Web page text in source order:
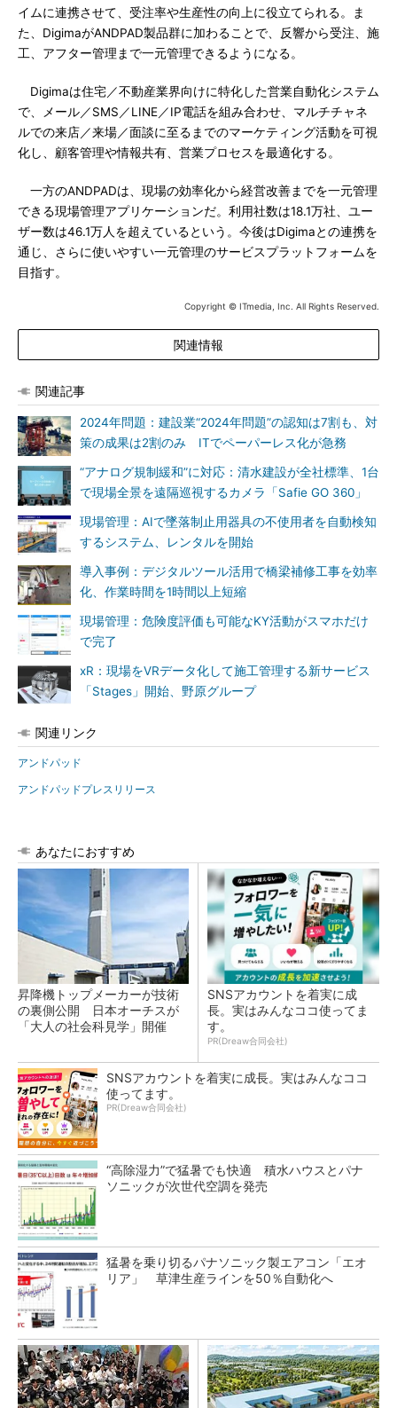
イムに連携させて、受注率や生産性の向上に役立てられる。ま
た、DigimaがANDPAD製品群に加わることで、反響から受注、施
工、アフター管理まで一元管理できるようになる。
Digimaは住宅／不動産業界向けに特化した営業自動化システム
で、メール／SMS／LINE／IP電話を組み合わせ、マルチチャネ
ルでの来店／来場／面談に至るまでのマーケティング活動を可視
化し、顧客管理や情報共有、営業プロセスを最適化する。
一方のANDPADは、現場の効率化から経営改善までを一元管理
できる現場管理アプリケーションだ。利用社数は18.1万社、ユー
ザー数は46.1万人を超えているという。今後はDigimaとの連携を
通じ、さらに使いやすい一元管理のサービスプラットフォームを
目指す。
Copyright © ITmedia, Inc. All Rights Reserved.
関連情報
関連記事
2024年問題：建設業“2024年問題”の認知は7割も、対
策の成果は2割のみ ITでペーパーレス化が急務
“アナログ規制緩和”に対応：清水建設が全社標準、1台
で現場全景を遠隔巡視するカメラ「Safie GO 360」
現場管理：AIで墜落制止用器具の不使用者を自動検知
するシステム、レンタルを開始
導入事例：デジタルツール活用で橋梁補修工事を効率
化、作業時間を1時間以上短縮
現場管理：危険度評価も可能なKY活動がスマホだけ
で完了
xR：現場をVRデータ化して施工管理する新サービス
「Stages」開始、野原グループ
関連リンク
アンドパッド
アンドパッドプレスリリース
あなたにおすすめ
昇降機トップメーカーが技術
の裏側公開 日本オーチスが
「大人の社会科見学」開催
SNSアカウントを着実に成
長。実はみんなココ使ってま
す。
PR(Dreaw合同会社)
SNSアカウントを着実に成長。実はみんなココ
使ってます。
PR(Dreaw合同会社)
“高除湿力”で猛暑でも快適 積水ハウスとパナ
ソニックが次世代空調を発売
猛暑を乗り切るパナソニック製エアコン「エオ
リア」 草津生産ラインを50％自動化へ